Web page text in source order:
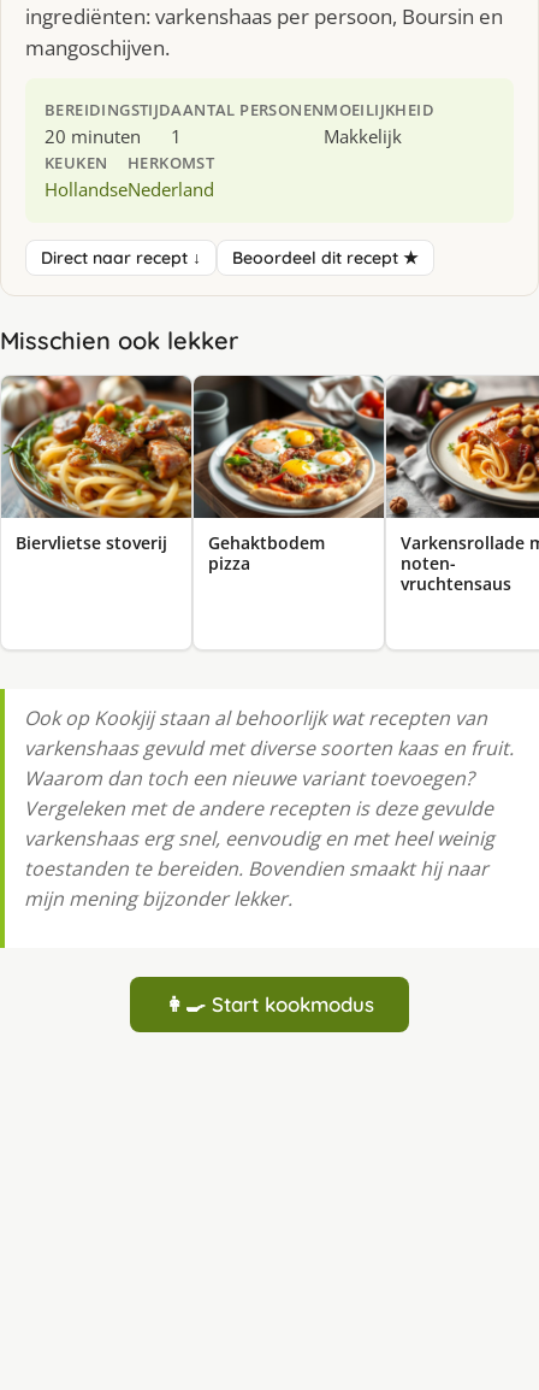
ingrediënten: varkenshaas per persoon, Boursin en
mangoschijven.
BEREIDINGSTIJD
20 minuten
AANTAL PERSONEN
1
MOEILIJKHEID
Makkelijk
KEUKEN
Hollandse
HERKOMST
Nederland
Direct naar recept ↓ Beoordeel dit recept ★
Misschien ook lekker
Biervlietse stoverij
Gehaktbodem
pizza
Varkensrollade
noten-
vruchtensaus
Ook op Kookjij staan al behoorlijk wat recepten van
varkenshaas gevuld met diverse soorten kaas en fruit.
Waarom dan toch een nieuwe variant toevoegen?
Vergeleken met de andere recepten is deze gevulde
varkenshaas erg snel, eenvoudig en met heel weinig
toestanden te bereiden. Bovendien smaakt hij naar
mijn mening bijzonder lekker.
👩‍🍳 Start kookmodus